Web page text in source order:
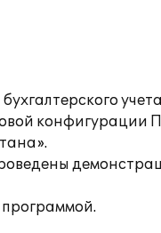
конфигурации
программой.